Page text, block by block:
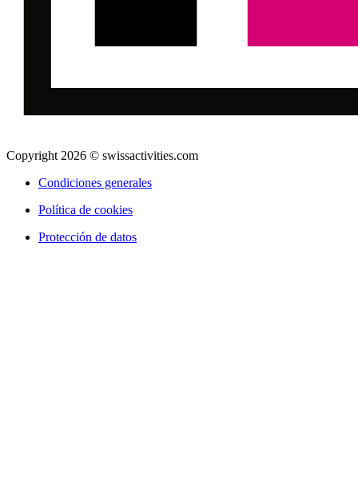
Copyright 2026 © swissactivities.com
Condiciones generales
Política de cookies
Protección de datos